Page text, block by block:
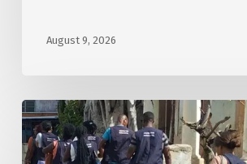
August 9, 2026
Aplican
sanciones
por